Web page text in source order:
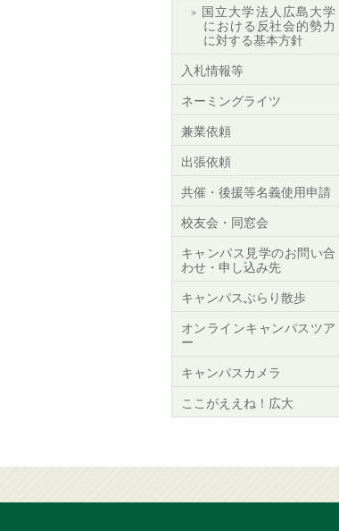
国立大学法人広島大学
における反社会的勢力
に対する基本方針
入札情報等
ネーミングライツ
兼業依頼
出張依頼
共催・後援等名義使用申請
校友会・同窓会
キャンパス見学のお問い合
わせ・申し込み先
キャンパスぶらり散歩
オンラインキャンパスツア
ー
キャンパスカメラ
ここがええね！広大